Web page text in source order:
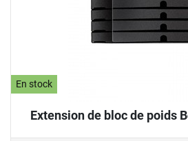
En stock
Extension de bloc de poids